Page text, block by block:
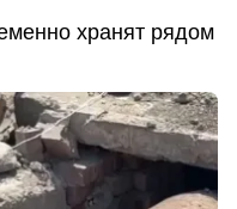
хранят рядом